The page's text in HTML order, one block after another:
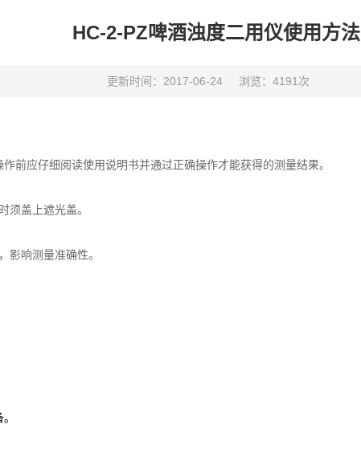
HC-2-PZ啤酒浊度二用仪使用方法
更新时间：2017-06-24 浏览：4191次
前应仔细阅读使用说明书并通过正确操作才能获得的测量结果。
须盖上遮光盖。
影响测量准确性。